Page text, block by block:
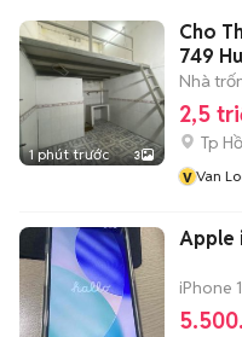
1 phút trước 3
Cho
749
Nhà
2,5
Tp
v Van
Apple
iPhone